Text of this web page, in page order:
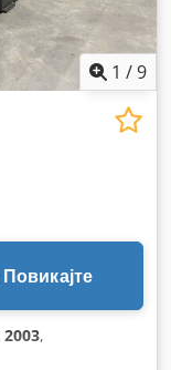
1 /9
Повикајте
2003,